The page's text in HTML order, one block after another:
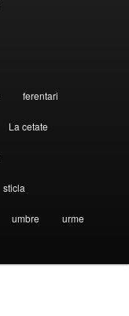
ferentari
La cetate
sticla
umbre urme